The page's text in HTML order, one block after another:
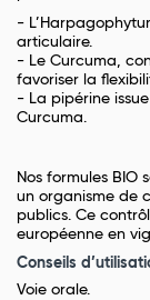
-
articulaire.
- Le Curcuma,
favoriser la
- La pipérine
Curcuma.
Nos formules BIO
un organisme de
publics. Ce
européenne en
Conseils
Voie orale.